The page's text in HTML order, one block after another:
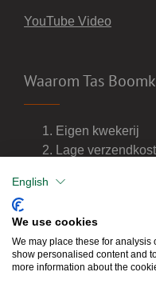
YouTube Video
Waarom Tas
Eigen kwekerij
Lage
Dealer van DCM
English
We use cookies
We may place these for analysis
show personalised content and
more information about the